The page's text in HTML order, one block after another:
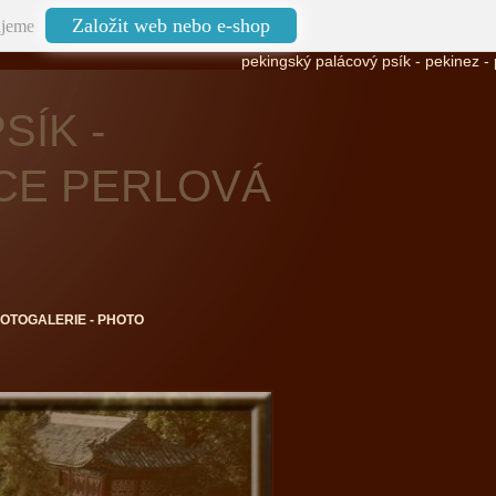
pekingský palácový psík - pekinez -
Založit web nebo e-shop
-
PERLOVÁ
- PHOTO